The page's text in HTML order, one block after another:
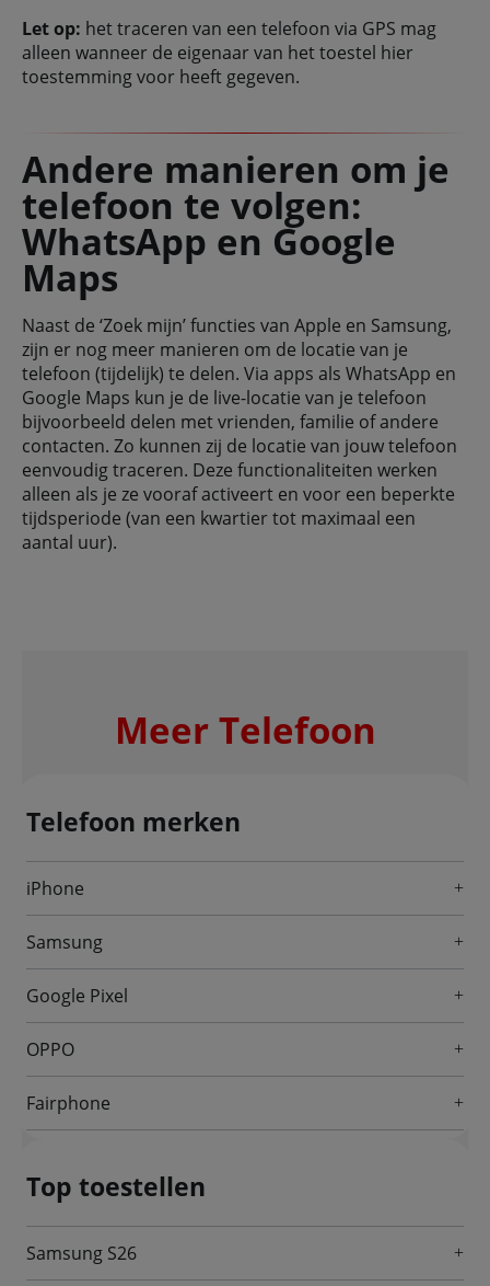
Let op: het traceren van een telefoon via GPS mag
alleen wanneer de eigenaar van het toestel hier
toestemming voor heeft gegeven.
Andere manieren om je
telefoon te volgen:
WhatsApp en Google
Maps
Naast de ‘Zoek mijn’ functies van Apple en Samsung,
zijn er nog meer manieren om de locatie van je
telefoon (tijdelijk) te delen. Via apps als WhatsApp en
Google Maps kun je de live-locatie van je telefoon
bijvoorbeeld delen met vrienden, familie of andere
contacten. Zo kunnen zij de locatie van jouw telefoon
eenvoudig traceren. Deze functionaliteiten werken
alleen als je ze vooraf activeert en voor een beperkte
tijdsperiode (van een kwartier tot maximaal een
aantal uur).
Meer Telefoon
Telefoon merken
iPhone
Samsung
Google Pixel
OPPO
Fairphone
Top toestellen
Samsung S26